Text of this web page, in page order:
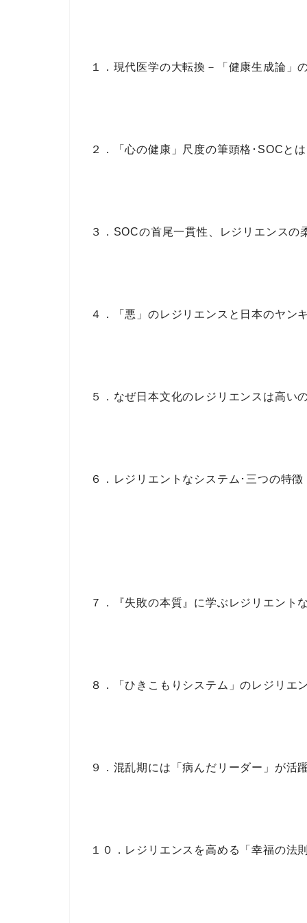
１．現代医学の大転換－「健康生成論」
２．「心の健康」尺度の筆頭格･SOCとは
３．SOCの首尾一貫性、レジリエンスの
４．「悪」のレジリエンスと日本のヤン
５．なぜ日本文化のレジリエンスは高い
６．レジリエントなシステム･三つの特徴
７．『失敗の本質』に学ぶレジリエント
８．「ひきこもりシステム」のレジリエ
９．混乱期には「病んだリーダー」が活
１０．レジリエンスを高める「幸福の法則